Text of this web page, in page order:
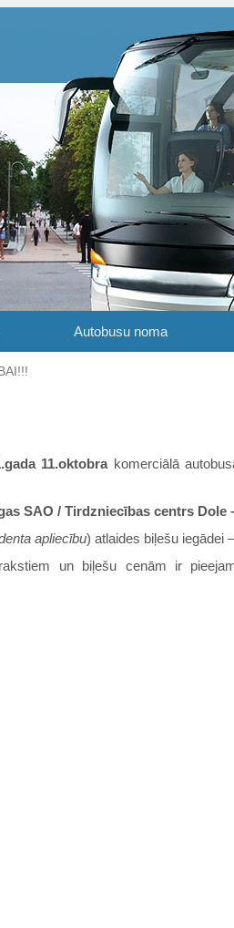
Autobusu noma
11.oktobra komerciālā
SAO / Tirdzniecības centrs Dole
apliecību) atlaides biļešu iegādei
un biļešu cenām ir